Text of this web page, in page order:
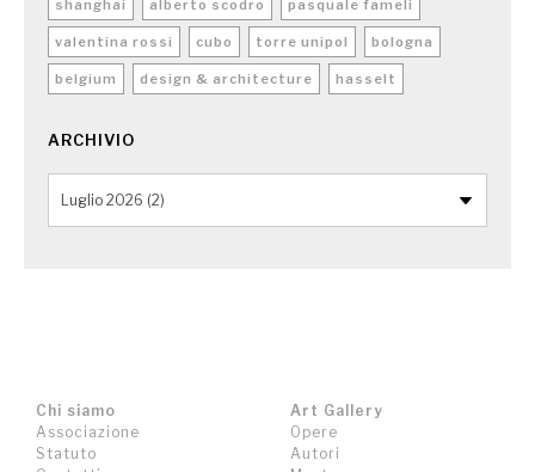
shanghai alberto scodro pasquale fameli
valentina rossi cubo torre unipol bologna
belgium design & architecture hasselt
ARCHIVIO
Chi siamo
Associazione
Statuto
Art Gallery
Opere
Autori